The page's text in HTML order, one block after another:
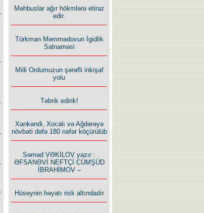
Məhbuslar ağır hökmlərə etiraz
edir.
Türkman Məmmədovun İgidlik
Salnaməsi
Milli Ordumuzun şərəfli inkişaf
yolu
Təbrik edirik!
Xankəndi, Xocalı və Ağdərəyə
növbəti dəfə 180 nəfər köçürülüb
Səməd VƏKİLOV yazır :
ƏFSANƏVİ NEFTÇİ CÜMŞÜD
İBRAHİMOV –
Hüseynin həyatı risk altındadır